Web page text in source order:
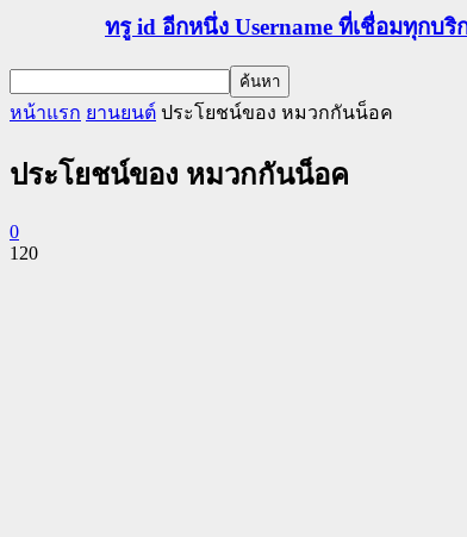
ทรู id อีกหนึ่ง Username ที่เชื่อมทุกบ
หน้าแรก ยานยนต์ ประโยชน์ของ หมวกกันน็อค
ประโยชน์ของ หมวกกันน็อค
0
120